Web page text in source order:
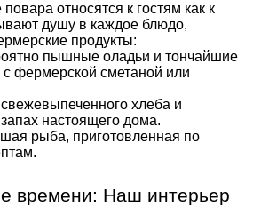
относятся к гостям как к
душу в каждое блюдо,
продукты:
пышные оладьи и тончайшие
фермерской сметаной или
хлеба и
настоящего дома.
рыба, приготовленная по
времени: Наш интерьер